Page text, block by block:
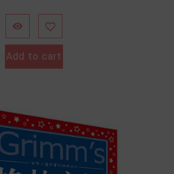
 
Add to cart